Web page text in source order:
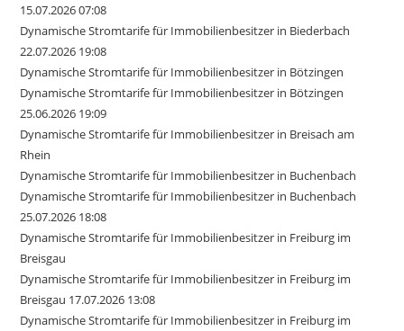
15.07.2026 07:08
Dynamische Stromtarife für Immobilienbesitzer in Biederbach
22.07.2026 19:08
Dynamische Stromtarife für Immobilienbesitzer in Bötzingen
Dynamische Stromtarife für Immobilienbesitzer in Bötzingen
25.06.2026 19:09
Dynamische Stromtarife für Immobilienbesitzer in Breisach am
Rhein
Dynamische Stromtarife für Immobilienbesitzer in Buchenbach
Dynamische Stromtarife für Immobilienbesitzer in Buchenbach
25.07.2026 18:08
Dynamische Stromtarife für Immobilienbesitzer in Freiburg im
Breisgau
Dynamische Stromtarife für Immobilienbesitzer in Freiburg im
Breisgau 17.07.2026 13:08
Dynamische Stromtarife für Immobilienbesitzer in Freiburg im